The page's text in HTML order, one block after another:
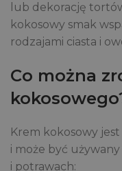
lub dekorację
kokosowy smak
rodzajami ciasta i
Co można
Krem kokosowy
i może być
i potrawach: